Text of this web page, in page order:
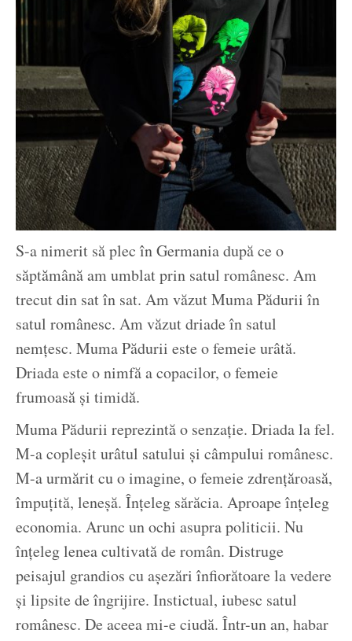
S-a nimerit să plec în Germania după ce o
săptămână am umblat prin satul românesc. Am
trecut din sat în sat. Am văzut Muma Pădurii în
satul românesc. Am văzut driade în satul
nemțesc. Muma Pădurii este o femeie urâtă.
Driada este o nimfă a copacilor, o femeie
frumoasă și timidă.
Muma Pădurii reprezintă o senzație. Driada la fel.
M-a copleșit urâtul satului și câmpului românesc.
M-a urmărit cu o imagine, o femeie zdrențăroasă,
împuțită, leneșă. Înțeleg sărăcia. Aproape înțeleg
economia. Arunc un ochi asupra politicii. Nu
înțeleg lenea cultivată de român. Distruge
peisajul grandios cu așezări înfiorătoare la vedere
și lipsite de îngrijire. Instictual, iubesc satul
românesc. De aceea mi-e ciudă. Într-un an, habar